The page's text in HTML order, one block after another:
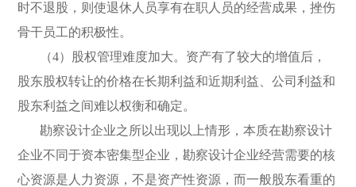
时不退股，则使退休人员享有在职人员的经营成果，挫伤
骨干员工的积极性。
（4）股权管理难度加大。资产有了较大的增值后，
股东股权转让的价格在长期利益和近期利益、公司利益和
股东利益之间难以权衡和确定。
勘察设计企业之所以出现以上情形，本质在勘察设计
企业不同于资本密集型企业，勘察设计企业经营需要的核
心资源是人力资源，不是资产性资源，而一般股东看重的